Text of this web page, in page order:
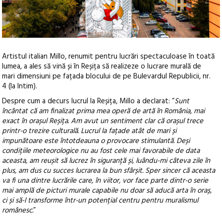
Artistul italian Millo, renumit pentru lucrări spectaculoase în toată
lumea, a ales să vină și în Reșița să realizeze o lucrare murală de
mari dimensiuni pe fațada blocului de pe Bulevardul Republicii, nr.
4 (la Intim).
Despre cum a decurs lucrul la Reșița, Millo a declarat: “Sunt
încântat că am finalizat prima mea operă de artă în România, mai
exact în orașul Reșița. Am avut un sentiment clar că orașul trece
printr-o trezire culturală. Lucrul la fațade atât de mari și
impunătoare este întotdeauna o provocare stimulantă. Deși
condițiile meteorologice nu au fost cele mai favorabile de data
aceasta, am reușit să lucrez în siguranță și, luându-mi câteva zile în
plus, am dus cu succes lucrarea la bun sfârșit. Sper sincer că aceasta
va fi una dintre lucrările care, în viitor, vor face parte dintr-o serie
mai amplă de picturi murale capabile nu doar să aducă arta în oraș,
ci și să-l transforme într-un potențial centru pentru muralismul
românesc.”